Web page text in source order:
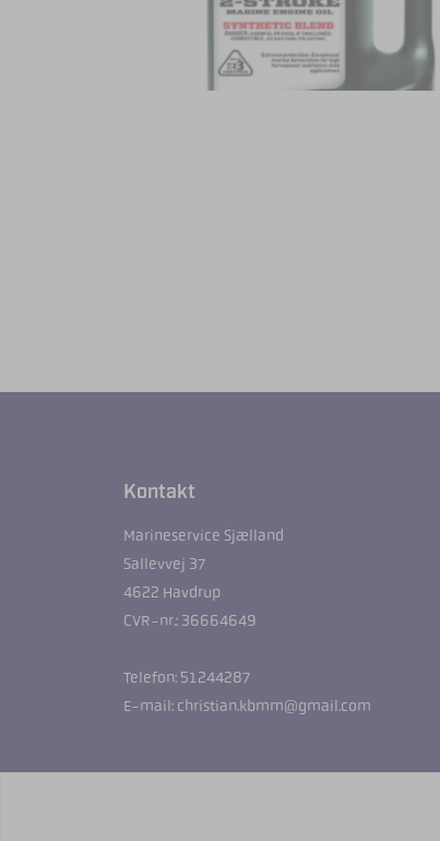
Kontakt
Marineservice Sjælland
Sallevvej 37
4622 Havdrup
CVR-nr.: 36664649
Telefon: 51244287
E-mail: christian.kbmm@gmail.com